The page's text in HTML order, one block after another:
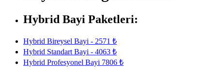
Hybrid Bayi Paketleri:
Hybrid Bireysel Bayi - 2571 ₺
Hybrid Standart Bayi - 4063 ₺
Hybrid Profesyonel Bayi 7806 ₺